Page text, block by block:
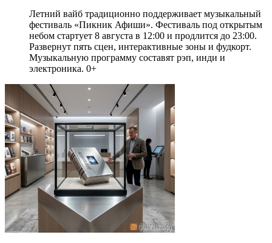
Летний вайб традиционно поддерживает музыкальный
фестиваль «Пикник Афиши». Фестиваль под открытым
небом стартует 8 августа в 12:00 и продлится до 23:00.
Развернут пять сцен, интерактивные зоны и фудкорт.
Музыкальную программу составят рэп, инди и
электроника. 0+